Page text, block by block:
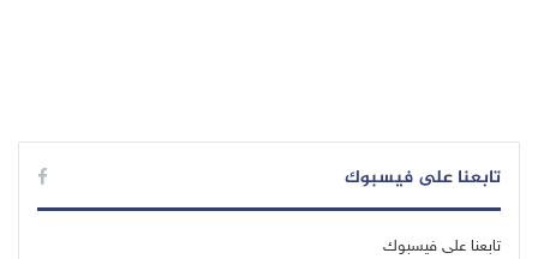
تابعنا على فيسبوك
تابعنا على فيسبوك